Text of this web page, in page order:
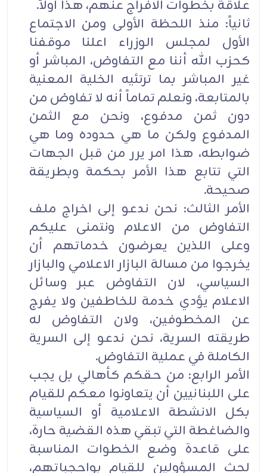
علاقة بخطوات الافراج عنهم، هذا أولاً.
ثانياً: منذ اللحظة الأولى ومن الاجتماع
الأول لمجلس الوزراء اعلنا موقفنا
كحزب الله أننا مع التفاوض، المباشر أو
غير المباشر بما ترتئيه الخلية المعنية
بالمتابعة، ونعلم تماماً أنه لا تفاوض من
دون ثمن مدفوع، ونحن مع الثمن
المدفوع ولكن ما هي حدوده وما هي
ضوابطه، هذا امر يرر من قبل الجهات
التي تتابع هذا الأمر بحكمة وبطريقة
صحيحة.
الأمر الثالث: نحن ندعو إلى اخراج ملف
التفاوض من الاعلام ونتمنى عليكم
وعلى اللذين يعرضون خدماتهم أن
يخرجوا من مسالة البازار الاعلامي والبازار
السياسي، لان التفاوض عبر وسائل
الاعلام يؤدي خدمة للخاطفين ولا يفرج
عن المخطوفين، ولان التفاوض له
طريقته السرية، نحن ندعو إلى السرية
الكاملة في عملية التفاوض.
الأمر الرابع: من حقكم كأهالي بل يجب
على اللبنانيين أن يتعاونوا معكم للقيام
بكل الانشطة الاعلامية أو السياسية
والضاغطة التي تبقي هذه القضية حارة،
على قاعدة وضع الخطوات المناسبة
لحث المسؤولين للقيام بواحجباتهم،